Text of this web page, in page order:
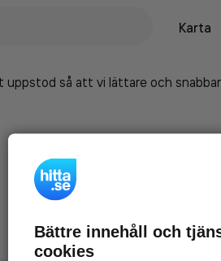
Karta
uppstod så att vi lättare och
Bättre innehåll och
cookies